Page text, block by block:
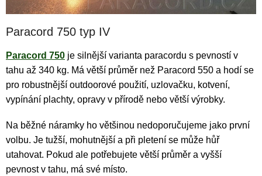
Paracord 750 typ IV
Paracord 750 je silnější varianta paracordu s pevností v
tahu až 340 kg. Má větší průměr než Paracord 550 a hodí se
pro robustnější outdoorové použití, uzlovačku, kotvení,
vypínání plachty, opravy v přírodě nebo větší výrobky.
Na běžné náramky ho většinou nedoporučujeme jako první
volbu. Je tužší, mohutnější a při pletení se může hůř
utahovat. Pokud ale potřebujete větší průměr a vyšší
pevnost v tahu, má své místo.